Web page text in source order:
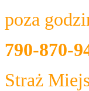
poza
790-870-
Straż